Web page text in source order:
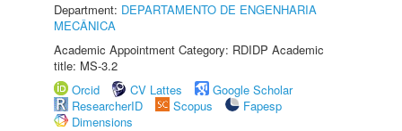
Department: DEPARTAMENTO DE ENGENHARIA
MECÂNICA
Academic Appointment Category: RDIDP Academic
title: MS-3.2
Orcid
CV Lattes
Google Scholar
ResearcherID
Scopus
Fapesp
Dimensions